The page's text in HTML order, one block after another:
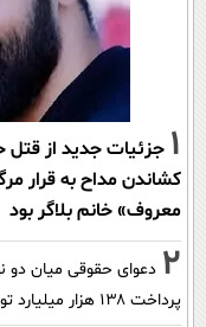
1 جزئیات جدید از قتل
معروف» خانم بلاگر بود
2 دعوای حقوقی میان دو
پرداخت ۱۳۸ هزار میلیارد تومان